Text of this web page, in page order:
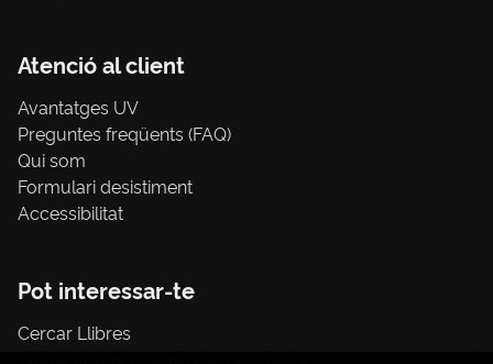
Atenció al client
Avantatges UV
Preguntes freqüents (FAQ)
Qui som
Formulari desistiment
Accessibilitat
Pot interessar-te
Cercar Llibres